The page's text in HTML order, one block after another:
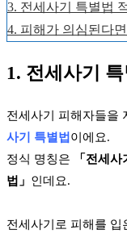
3. 전세사기 특별법
4. 피해가 의심된다
1. 전세사기
전세사기 피해자들을
사기 특별법 이에요.
정식 명칭은
「전세
법」 인데요.
전세사기로 피해를 입